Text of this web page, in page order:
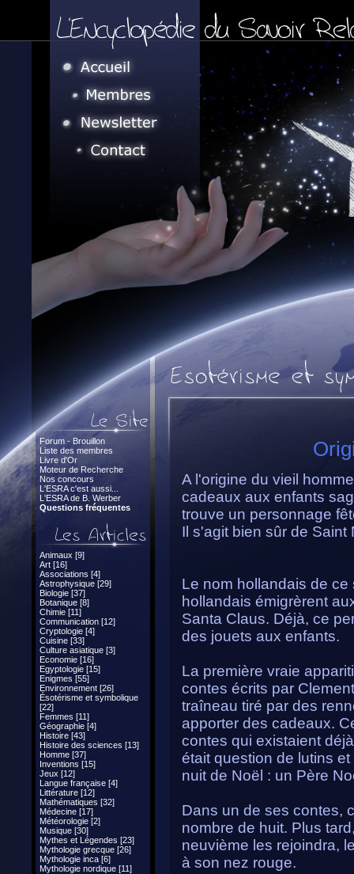
Forum - Brouillon
Liste des membres
Livre d'Or
Moteur de Recherche
Nos concours
L'ESRA c'est aussi...
L'ESRA de B. Werber
Questions fréquentes
Animaux [9]
Art [16]
Associations [4]
Astrophysique [29]
Biologie [37]
Botanique [8]
Chimie [11]
Communication [12]
Cryptologie [4]
Cuisine [33]
Culture asiatique [3]
Economie [16]
Egyptologie [15]
Enigmes [55]
Environnement [26]
Ésotérisme et symbolique
[22]
Femmes [11]
Géographie [4]
Histoire [43]
Histoire des sciences [13]
Homme [37]
Inventions [15]
Jeux [12]
Langue française [4]
Littérature [12]
Mathématiques [32]
Médecine [17]
Météorologie [2]
Musique [30]
Mythes et Légendes [23]
Mythologie grecque [26]
Mythologie inca [6]
Mythologie nordique [11]
A l'origine du vieil
cadeaux aux enfants
trouve un personnage
Il s'agit bien sûr de Saint
Le nom hollandais de
hollandais émigrèrent
Santa Claus. Déjà, ce
des jouets aux enfants.
La première vraie
contes écrits par
traîneau tiré par des
apporter des cadeaux.
contes qui existaient
était question de lutins
nuit de Noël : un Père
Dans un de ses contes,
nombre de huit. Plus
neuvième les rejoindra,
à son nez rouge.